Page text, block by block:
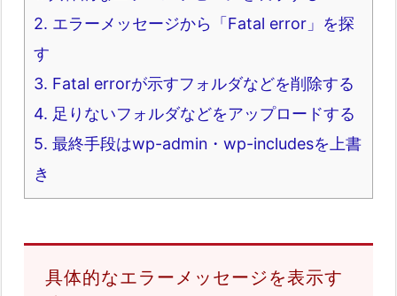
2. エラーメッセージから「Fatal error」を探
す
3. Fatal errorが示すフォルダなどを削除する
4. 足りないフォルダなどをアップロードする
5. 最終手段はwp-admin・wp-includesを上書
き
具体的なエラーメッセージを表示す